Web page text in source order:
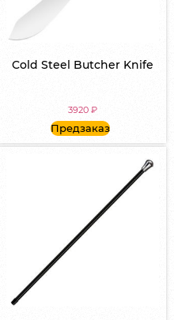
Cold Steel Butcher Knife
3920 ₽
Предзаказ